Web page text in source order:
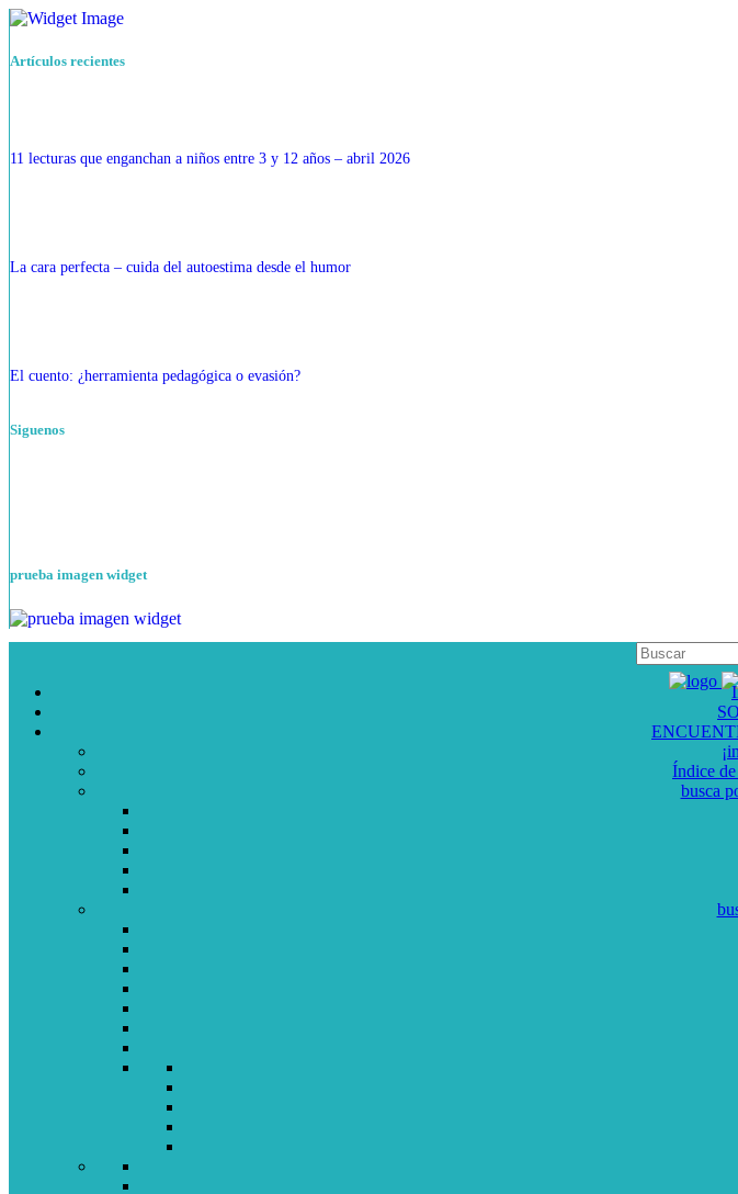
Artículos recientes
11 lecturas que enganchan a niños entre 3 y 12 años – abril 2026
La cara perfecta – cuida del autoestima desde el humor
El cuento: ¿herramienta pedagógica o evasión?
Siguenos
prueba imagen widget
Índice de
busca